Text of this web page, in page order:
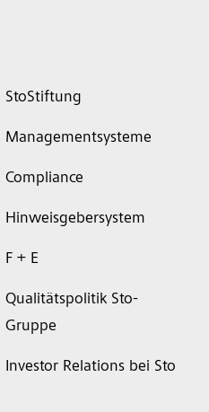
StoStiftung
Managementsysteme
Compliance
Hinweisgebersystem
F + E
Qualitätspolitik Sto-
Gruppe
Investor Relations bei Sto